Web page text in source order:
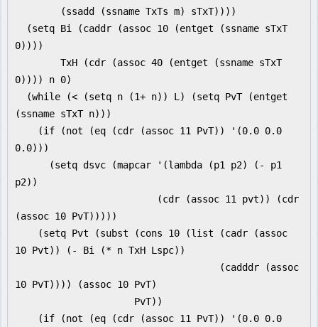
(ssadd (ssname TxTs m) sTxT))))
(setq Bi (caddr (assoc 10 (entget (ssname sTxT
0))))
TxH (cdr (assoc 40 (entget (ssname sTxT
0)))) n 0)
(while (< (setq n (1+ n)) L) (setq PvT (entget
(ssname sTxT n)))
(if (not (eq (cdr (assoc 11 PvT)) '(0.0 0.0
0.0)))
(setq dsvc (mapcar '(lambda (p1 p2) (- p1
p2))
(cdr (assoc 11 pvt)) (cdr
(assoc 10 PvT)))))
(setq Pvt (subst (cons 10 (list (cadr (assoc
10 Pvt)) (- Bi (* n TxH Lspc))
(cadddr (assoc
10 PvT)))) (assoc 10 PvT)
PvT))
(if (not (eq (cdr (assoc 11 PvT)) '(0.0 0.0